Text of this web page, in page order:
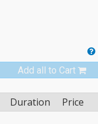
Add all to Cart
Duration Price